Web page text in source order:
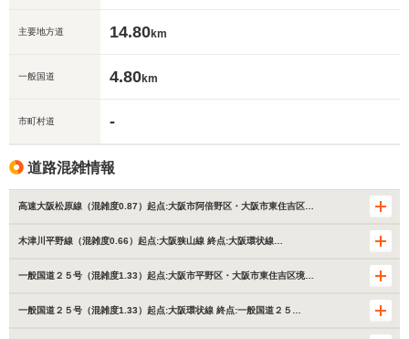
主要地方道 14.80km
一般国道 4.80km
市町村道 -
道路混雑情報
高速大阪松原線（混雑度0.87）起点:大阪市阿倍野区・大阪市東住吉区…
木津川平野線（混雑度0.66）起点:大阪狭山線 終点:大阪環状線…
一般国道２５号（混雑度1.33）起点:大阪市平野区・大阪市東住吉区境…
一般国道２５号（混雑度1.33）起点:大阪環状線 終点:一般国道２５…